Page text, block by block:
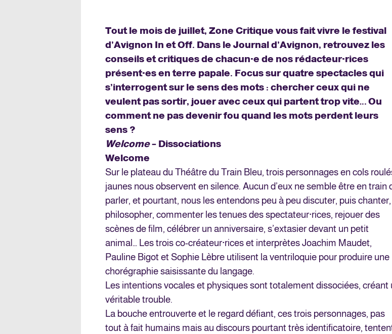
Tout le mois de juillet, Zone Critique vous fait vivre le festival
d’Avignon In et Off. Dans le Journal d’Avignon, retrouvez les
conseils et critiques de chacun·e de nos rédacteur·rices
présent·es en terre papale. Focus sur quatre spectacles qui
s’interrogent sur le sens des mots : chercher ceux qui ne
veulent pas sortir, jouer avec ceux qui partent trop vite… Ou
comment ne pas devenir fou quand les mots perdent leurs
sens ?
Welcome– Dissociations
Welcome
Sur le plateau du Théâtre du Train Bleu, trois personnages en cols
jaunes nous observent en silence. Aucun d’eux ne semble être en train
parler, et pourtant, nous les entendons peu à peu discuter, puis chanter,
philosopher, commenter les tenues des spectateur·rices, rejouer des
scènes de film, célébrer un anniversaire, s’extasier devant un petit
animal… Les trois co-créateur·rices et interprètes Joachim Maudet,
Pauline Bigot et Sophie Lèbre utilisent la ventriloquie pour produire une
chorégraphie saisissante du langage.
Les intentions vocales et physiques sont totalement dissociées, créant
véritable trouble.
La bouche entrouverte et le regard défiant, ces trois personnages, pas
tout à fait humains mais au discours pourtant très identificatoire,